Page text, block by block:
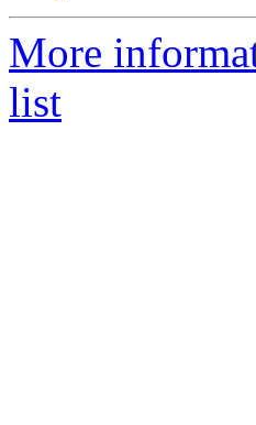
More
list